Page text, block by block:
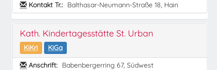
Kontakt Tr.: Balthasar-Neumann-Straße 18, Hain
Kath. Kindertagesstätte St. Urban
KiKri
KiGa
Anschrift: Babenbergerring 67, Südwest